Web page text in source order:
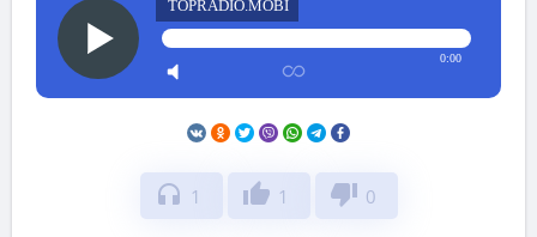
TOPRADIO.MOBI
0:00
headphones 1 thumb_up 1 thumb_down 0